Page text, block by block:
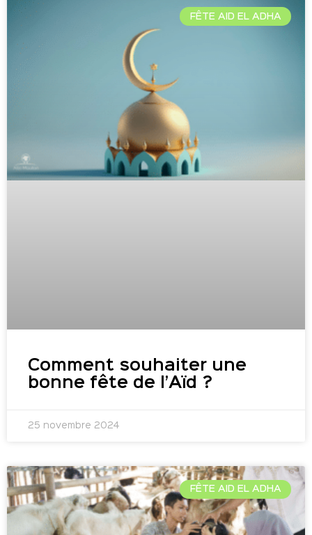
FÊTE AID EL ADHA
Comment souhaiter une
bonne fête de l’Aïd ?
25 novembre 2024
FÊTE AID EL ADHA